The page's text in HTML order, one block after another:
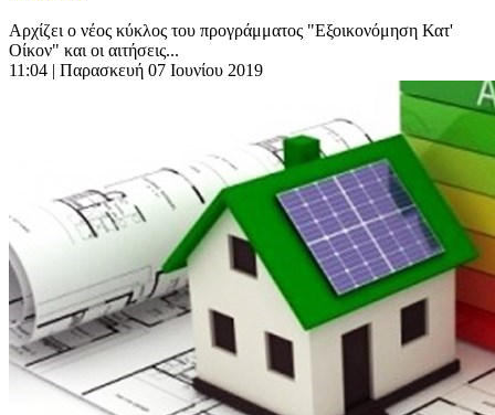
Αρχίζει ο νέος κύκλος του προγράμματος "Εξοικονόμηση Κατ'
Οίκον" και οι αιτήσεις...
11:04 | Παρασκευή 07 Ιουνίου 2019